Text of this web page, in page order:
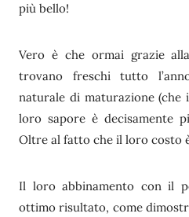
più bello!
Vero è che ormai grazie
trovano freschi tutto
naturale di maturazione
loro sapore è decisamente
Oltre al fatto che il loro costo
Il loro abbinamento con il
ottimo risultato, come